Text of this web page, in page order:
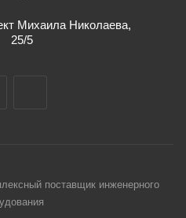
Михаила Николаева,
25/5
поставщик инженерного